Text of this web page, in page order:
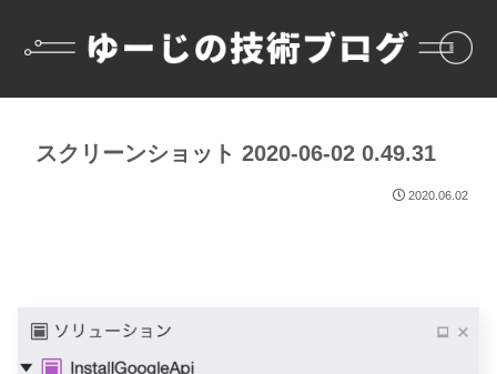
スクリーンショット 2020-06-02 0.49.31
2020.06.02